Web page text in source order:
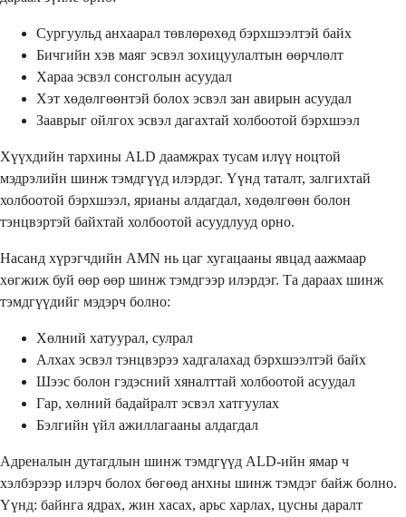
Сургуульд анхаарал төвлөрөхөд бэрхшээлтэй байх
Бичгийн хэв маяг эсвэл зохицуулалтын өөрчлөлт
Хараа эсвэл сонсголын асуудал
Хэт хөдөлгөөнтэй болох эсвэл зан авирын асуудал
Зааврыг ойлгох эсвэл дагахтай холбоотой бэрхшээл
Хүүхдийн тархины ALD даамжрах тусам илүү ноцтой
мэдрэлийн шинж тэмдгүүд илэрдэг. Үүнд таталт, залгихтай
холбоотой бэрхшээл, ярианы алдагдал, хөдөлгөөн болон
тэнцвэртэй байхтай холбоотой асуудлууд орно.
Насанд хүрэгчдийн AMN нь цаг хугацааны явцад аажмаар
хөгжиж буй өөр өөр шинж тэмдгээр илэрдэг. Та дараах шинж
тэмдгүүдийг мэдэрч болно:
Хөлний хатуурал, сулрал
Алхах эсвэл тэнцвэрээ хадгалахад бэрхшээлтэй байх
Шээс болон гэдэсний хяналттай холбоотой асуудал
Гар, хөлний бадайралт эсвэл хатгуулах
Бэлгийн үйл ажиллагааны алдагдал
Адреналын дутагдлын шинж тэмдгүүд ALD-ийн ямар ч
хэлбэрээр илэрч болох бөгөөд анхны шинж тэмдэг байж болно.
Үүнд: байнга ядрах, жин хасах, арьс харлах, цусны даралт